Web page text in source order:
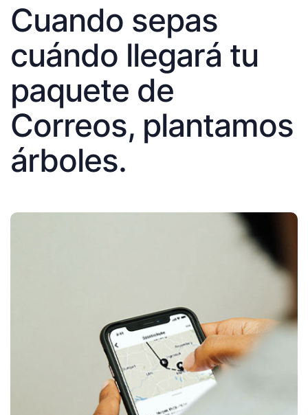
Cuando sepas
cuándo llegará tu
paquete de
Correos, plantamos
árboles.